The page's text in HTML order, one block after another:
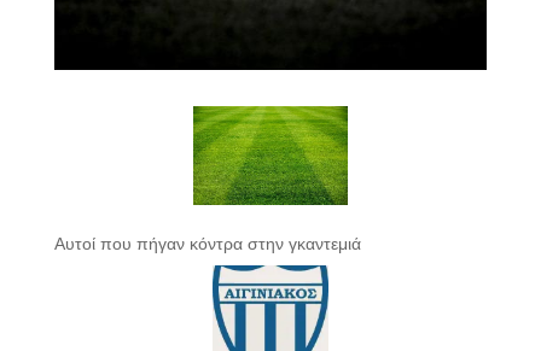
Αυτοί που πήγαν κόντρα στην γκαντεμιά